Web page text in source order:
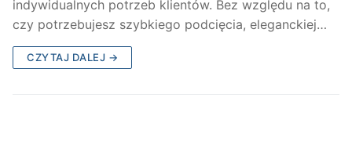
indywidualnych potrzeb klientów. Bez względu na to,
czy potrzebujesz szybkiego podcięcia, eleganckiej…
CZYTAJ DALEJ →